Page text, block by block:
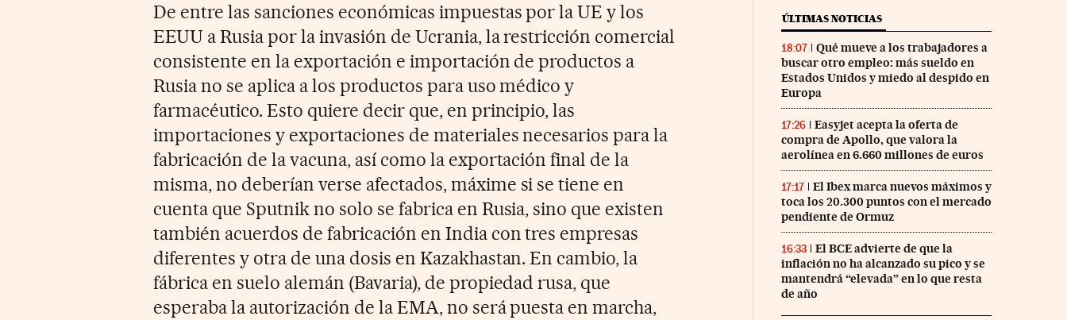
De entre las sanciones económicas impuestas por la UE y los
EEUU a Rusia por la invasión de Ucrania, la restricción comercial
consistente en la exportación e importación de productos a
Rusia no se aplica a los productos para uso médico y
farmacéutico. Esto quiere decir que, en principio, las
importaciones y exportaciones de materiales necesarios para la
fabricación de la vacuna, así como la exportación final de la
misma, no deberían verse afectados, máxime si se tiene en
cuenta que Sputnik no solo se fabrica en Rusia, sino que existen
también acuerdos de fabricación en India con tres empresas
diferentes y otra de una dosis en Kazakhastan. En cambio, la
fábrica en suelo alemán (Bavaria), de propiedad rusa, que
esperaba la autorización de la EMA, no será puesta en marcha,
ÚLTIMAS NOTICIAS
18:07
Qué mueve a los trabajadores a
buscar otro empleo: más sueldo en
Estados Unidos y miedo al despido en
Europa
17:26
Easyjet acepta la oferta de
compra de Apollo, que valora la
aerolínea en 6.660 millones de euros
17:17
El Ibex marca nuevos máximos y
toca los 20.300 puntos con el mercado
pendiente de Ormuz
16:33
El BCE advierte de que la
inflación no ha alcanzado su pico y se
mantendrá “elevada” en lo que resta
de año